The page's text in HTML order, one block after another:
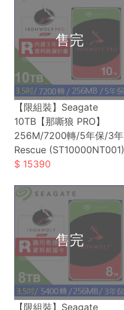
【限組裝】Seagate
10TB【那嘶狼 PRO】
256M/7200轉/5年保/3年
Rescue (ST10000NT001)
15390
【限組裝】Seagate